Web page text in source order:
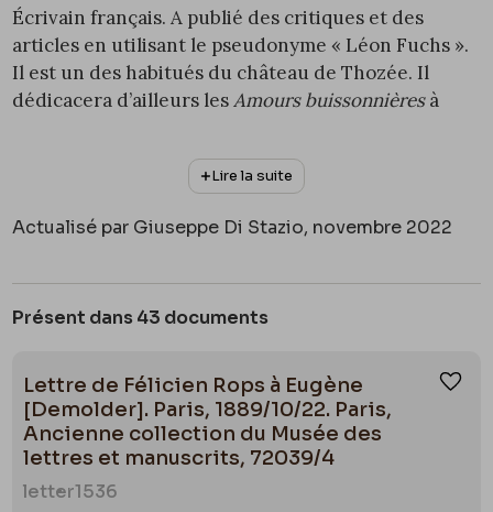
Écrivain français. A publié des critiques et des
articles en utilisant le pseudonyme « Léon Fuchs ».
Il est un des habitués du château de Thozée. Il
dédicacera d’ailleurs lesAmours buissonnièresà
Félicien Rops. Il est aussi l’un des rares amateurs à
posséder quelques-unes des œuvres du sulfureux
Delvau – un maître-tanneur du faubourg Saint-
Marceau, un quartier de la capitale aux bords de la
son enfance en 1854 dans
Au bord de la Bièvre :
impressions et souvenirs. Il se lance très tôt dans le
journalisme puisqu’en 1846, il écrit pourLa Réforme
un quotidien républicain fondé par Alexandre
Ledru-Rollin (ministre de l’Intérieur en 1848) le 29
Lire la suite
Actualisé par Giuseppe Di Stazio, novembre 2022
Présent dans 43 documents
Lettre de Félicien Rops à Eugène
[Demolder]. Paris, 1889/10/22. Paris,
Ancienne collection du Musée des
lettres et manuscrits, 72039/4
letter1536